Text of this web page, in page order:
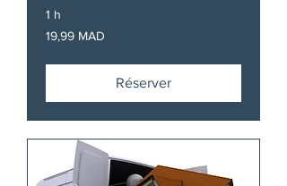
1 h
19,99
dirhams
19,99 MAD
Réserver